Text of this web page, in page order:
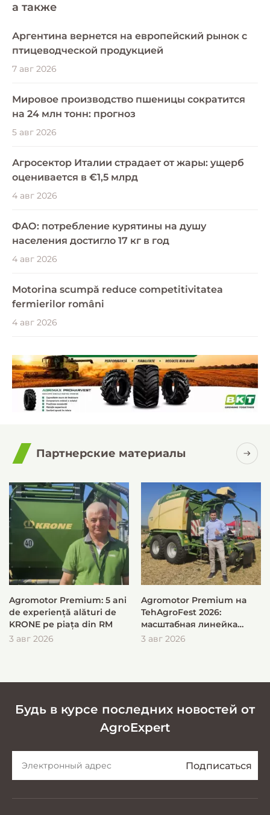
a также
Аргентина вернется на европейский рынок с
птицеводческой продукцией
7 авг 2026
Мировое производство пшеницы сократится
на 24 млн тонн: прогноз
5 авг 2026
Агросектор Италии страдает от жары: ущерб
оценивается в €1,5 млрд
4 авг 2026
ФАО: потребление курятины на душу
населения достигло 17 кг в год
4 авг 2026
Motorina scumpă reduce competitivitatea
fermierilor români
4 авг 2026
Партнерские материалы
Agromotor Premium: 5 ani
de experiență alături de
KRONE pe piața din RM
3 авг 2026
Agromotor Premium на
TehAgroFest 2026:
масштабная линейка
KRONE для быстрой и
3 авг 2026
Будь в курсе последних новостей от
AgroExpert